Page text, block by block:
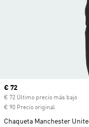
Precio actual
€ 72
€ 72 Último precio más bajo
€ 90 Precio original
Chaqueta Manchester